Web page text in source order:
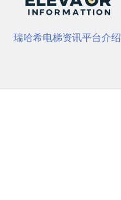
与养护要点
瑞哈希电梯资讯平台介绍